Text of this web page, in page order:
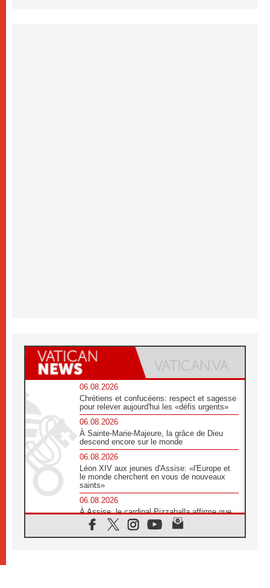
06.08.2026
Chrétiens et confucéens: respect et sagesse
pour relever aujourd'hui les «défis urgents»
06.08.2026
À Sainte-Marie-Majeure, la grâce de Dieu
descend encore sur le monde
06.08.2026
Léon XIV aux jeunes d'Assise: «l'Europe et
le monde cherchent en vous de nouveaux
saints»
06.08.2026
À Assise, le cardinal Pizzaballa affirme que
«les chrétiens veulent la paix»
06.08.2026